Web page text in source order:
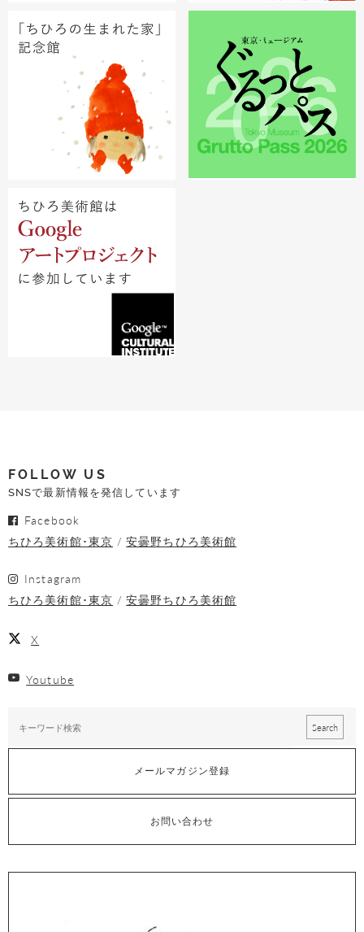
FOLLOW US
SNSで最新情報を発信しています
Facebook
ちひろ美術館･東京
安曇野ちひろ美術館
Instagram
ちひろ美術館･東京
安曇野ちひろ美術館
X
Youtube
メールマガジン登録
お問い合わせ